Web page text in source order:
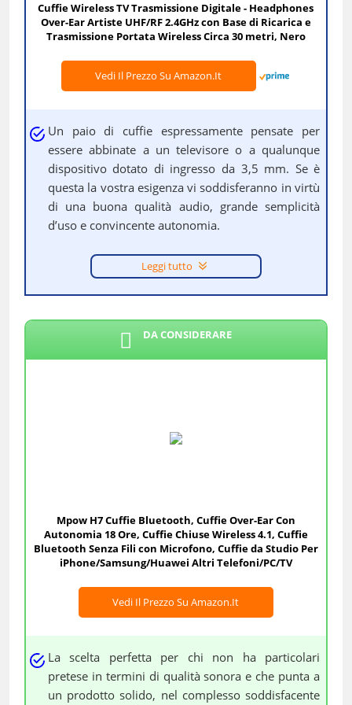
Cuffie Wireless TV Trasmissione Digitale - Headphones
Over-Ear Artiste UHF/RF 2.4GHz con Base di Ricarica e
Trasmissione Portata Wireless Circa 30 metri, Nero
Vedi Il Prezzo Su Amazon.it
Un paio di cuffie espressamente pensate per
essere abbinate a un televisore o a qualunque
dispositivo dotato di ingresso da 3,5 mm. Se è
questa la vostra esigenza vi soddisferanno in virtù
di una buona qualità audio, grande semplicità
d’uso e convincente autonomia.
Leggi tutto
DA CONSIDERARE
Mpow H7 Cuffie Bluetooth, Cuffie Over-Ear Con
Autonomia 18 Ore, Cuffie Chiuse Wireless 4.1, Cuffie
Bluetooth Senza Fili con Microfono, Cuffie da Studio Per
iPhone/Samsung/Huawei Altri Telefoni/PC/TV
Vedi Il Prezzo Su Amazon.it
La scelta perfetta per chi non ha particolari
pretese in termini di qualità sonora e che punta a
un prodotto solido, nel complesso soddisfacente